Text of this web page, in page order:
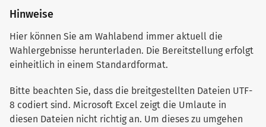
Hinweise
Hier können Sie am Wahlabend immer aktuell die
Wahlergebnisse herunterladen. Die Bereitstellung erfolgt
einheitlich in einem Standardformat.
Bitte beachten Sie, dass die breitgestellten Dateien UTF-
8 codiert sind. Microsoft Excel zeigt die Umlaute in
diesen Dateien nicht richtig an. Um dieses zu umgehen